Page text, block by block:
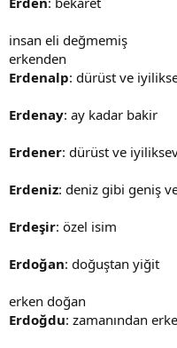
insan eli değmemiş
erkenden
Erdenalp: dürüst ve
Erdenay: ay kadar bakir
Erdener: dürüst ve
Erdeniz: deniz gibi geniş
Erdeşir: özel isim
Erdoğan: doğuştan yiğit
erken doğan
Erdoğdu: zamanından